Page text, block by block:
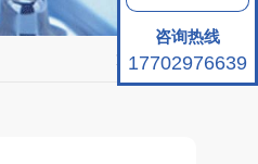
返回
咨询热线
17702976639